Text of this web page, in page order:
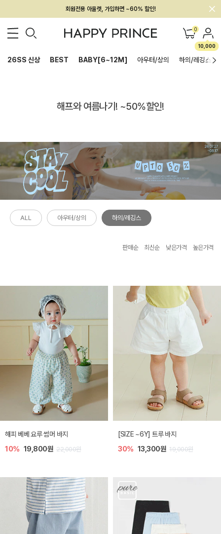
회원전용 아울렛, 가입하면 ~60% 할인!
멤버십 최대 28,000원 혜택 0
10,000
26SS 신상 BEST BABY[6~12M] 아우터/상의 하의/레깅스
해프와 여름나기! ~50%할인!
ALL 아우터/상의 하의/레깅스
판매순 최신순 낮은가격 높은가격
해피 베베 요루 썸머 바지
10% 19,800원 22,000원
[SIZE ~6Y] 트루 바지
30% 13,300원 19,000원